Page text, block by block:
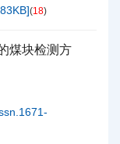
](18)
煤块检测方